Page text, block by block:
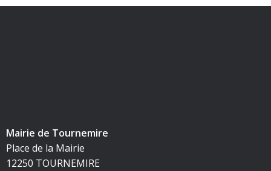
Mairie de Tournemire
Place de la Mairie
12250 TOURNEMIRE